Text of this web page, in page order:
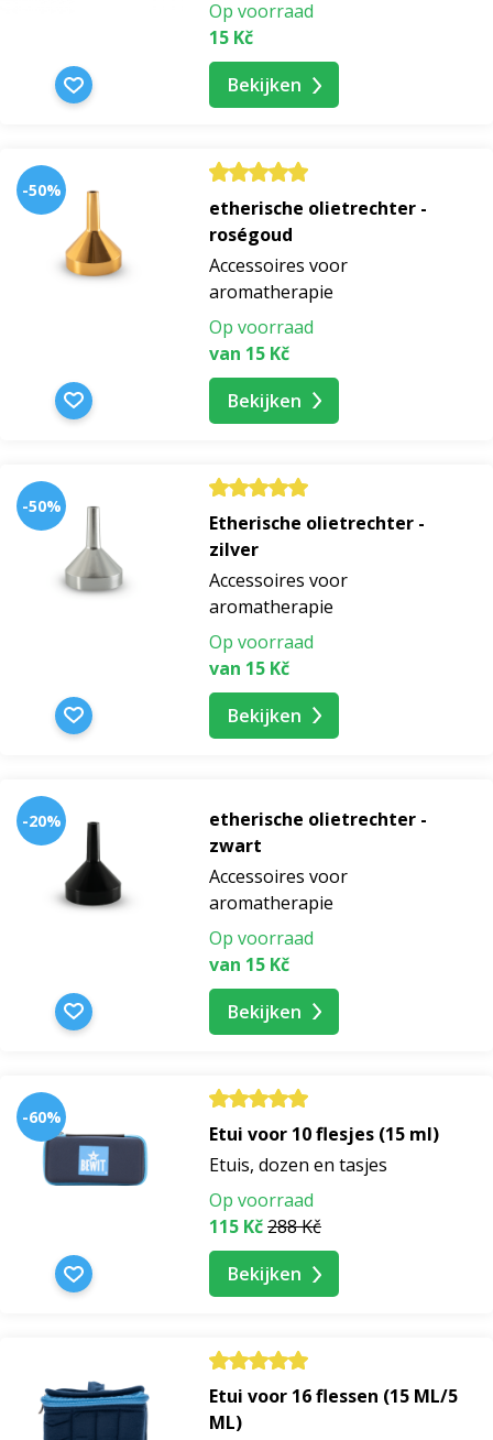
Op voorraad
15 Kč
Bekijken
-50%
etherische olietrechter -
roségoud
Accessoires voor
aromatherapie
Op voorraad
van 15 Kč
Bekijken
-50%
Etherische olietrechter -
zilver
Accessoires voor
aromatherapie
Op voorraad
van 15 Kč
Bekijken
-20%
etherische olietrechter -
zwart
Accessoires voor
aromatherapie
Op voorraad
van 15 Kč
Bekijken
-60%
Etui voor 10 flesjes (15 ml)
Etuis, dozen en tasjes
Op voorraad
115 Kč288 Kč
Bekijken
Etui voor 16 flessen (15 ML/5
ML)